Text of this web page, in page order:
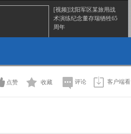
[视频]沈阳军区某旅用战
术演练纪念董存瑞牺牲65
周年
标准
2013-05-25 19:48:12
点赞 收藏 评论 客户端看